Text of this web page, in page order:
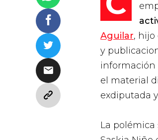
Aguilar,
y
información
el material
exdiputada
La